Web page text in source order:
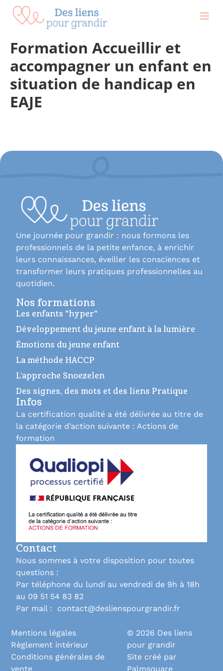
principal
Formation Accueillir et
accompagner un enfant en
situation de handicap en
EAJE
Une journée pour grandir : nous formons les
professionnels de la petite enfance, à enrichir
leurs connaissances, éveiller les consciences et
transformer leurs pratiques professionnelles au
quotidien.
Nos formations
Les enfants "hyper"
Développement du jeune enfant à la lumière
Émotions du jeune enfant
La méthode HACCP
L’approche Snoezelen
Des signes, des mots et des liens Pratique
Infos
La certification qualité a été délivrée au titre de
la catégorie d’action suivante : Actions de
formation
Contact
Nous sommes à votre disposition pour toutes
questions :
Par téléphone du lundi au vendredi de 9h à 18h
au 09 51 54 83 82
Par mail : contact@deslienspourgrandir.fr
Mentions légales
Règlement intérieur
Conditions générales de
vente
© 2026 Des liens
pour grandir
Site créé par
Palmsquare